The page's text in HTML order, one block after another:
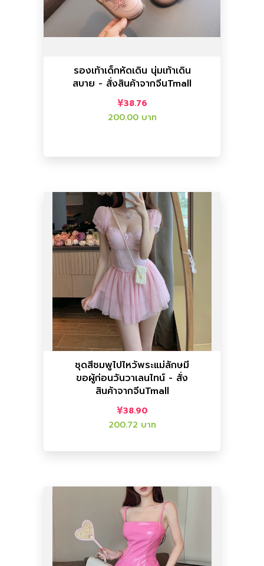
รองเท้าเด็กหัดเดิน นุ่มเท้าเดิน
สบาย - สั่งสินค้าจากจีนTmall
38.76
200.00 บาท
รองเท้าเด็กหัดเดิน นุ่มเท้าเดินสบาย -
สั่งสินค้าจากจีนTmall
ราคาจีน : 38.76
ราคาไทย :200.00 บาท
ชุดสีชมพูไปไหว้พระแม่ลักษมี
ขอผู้ก่อนวันวาเลนไทน์ - สั่ง
สินค้าจากจีนTmall
38.90
200.72 บาท
ชุดสีชมพูไปไหว้พระแม่ลักษมี ขอผู้ก่อน
วันวาเลนไทน์ - สั่งสินค้าจากจีนTmall
เสื้อแฟชั่นผู้หญิง
ราคาจีน : 38.90
ราคาไทย : 200.72 บาท
เพิ่มลงตะกร้า
เพิ่มลงตะกร้า
เพิ่มลงตะกร้า
เพิ่มลงตะกร้า